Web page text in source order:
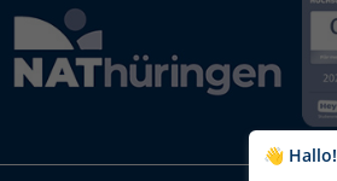
👋 Hallo!